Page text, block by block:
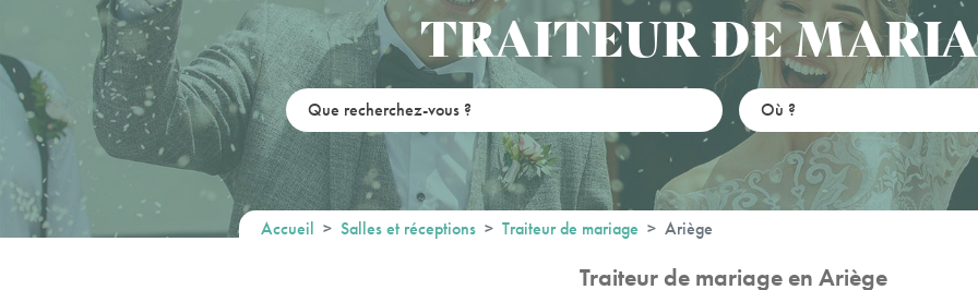
TRAITEUR DE
Accueil Salles et réceptions Traiteur de mariage Ariège
Traiteur de mariage en Ariège